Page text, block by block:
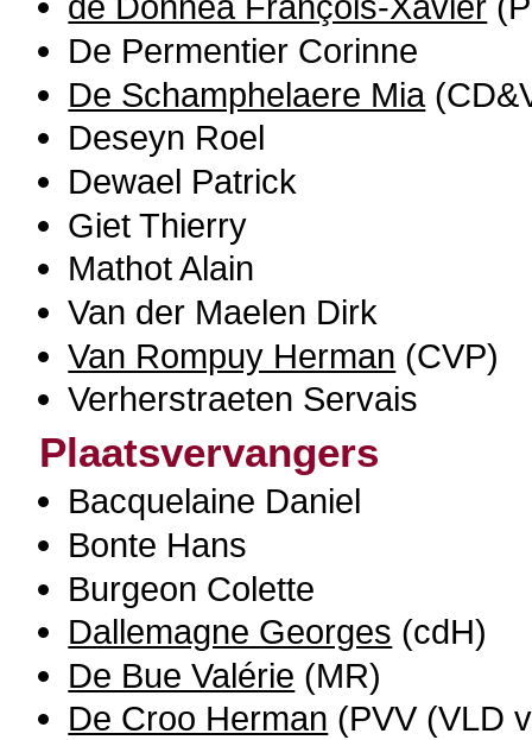
De Permentier Corinne
De Schamphelaere Mia
Deseyn Roel
Dewael Patrick
Giet Thierry
Mathot Alain
Van der Maelen Dirk
Van Rompuy Herman (CVP)
Verherstraeten Servais
Plaatsvervangers
Bacquelaine Daniel
Bonte Hans
Burgeon Colette
Dallemagne Georges (cdH)
De Bue Valérie (MR)
De Croo Herman (PVV (VLD